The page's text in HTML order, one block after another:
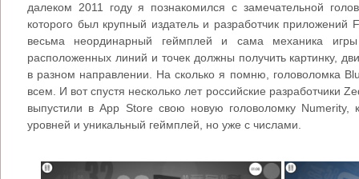
далеком 2011 году я познакомился с замечательной
которого был крупный издатель и разработчик
весьма неординарный геймплей и сама механика
расположенных линий и точек должны получить картинку,
в разном направлении. На сколько я помню, головоломка
всем. И вот спустя несколько лет российские разработчики
выпустили в App Store свою новую головоломку Numerity,
уровней и уникальный геймплей, но уже с числами.